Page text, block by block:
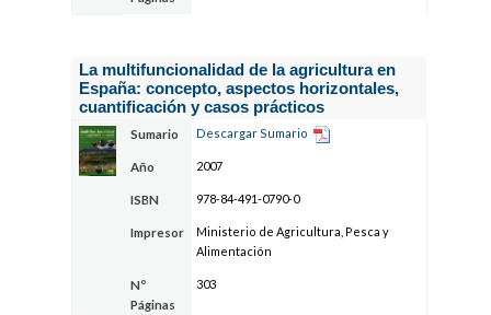
La multifuncionalidad de la agricultura en
España: concepto, aspectos horizontales,
cuantificación y casos prácticos
Sumario Descargar Sumario
Año 2007
ISBN 978-84-491-0790-0
Impresor
Ministerio de Agricultura, Pesca y
Alimentación
Nº
Páginas
303